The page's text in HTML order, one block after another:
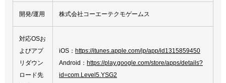
開発/運用 株式会社コーエーテクモゲームス
対応OSお
よびアプ
リダウン
ロード先
iOS： https://itunes.apple.com/jp/app/id1315859450
Android： https://play.google.com/store/apps/details?
id=com.Level5.YSG2